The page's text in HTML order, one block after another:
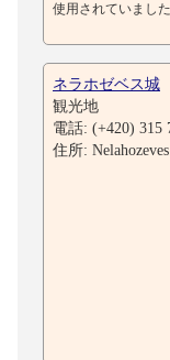
使用されていました
ネラホゼベス城
観光地
電話: (+420) 315
住所: Nelahozeves